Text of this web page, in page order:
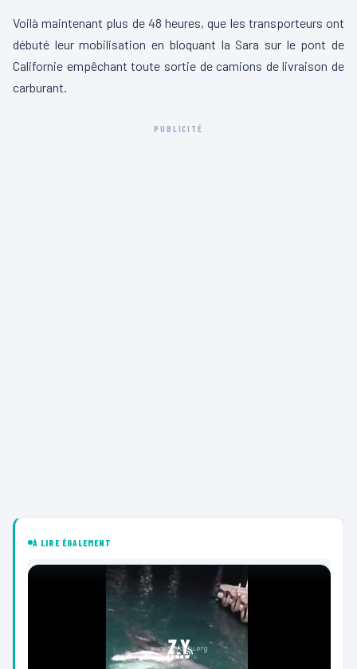
Voilà maintenant plus de 48 heures, que les transporteurs ont
débuté leur mobilisation en bloquant la Sara sur le pont de
Californie empêchant toute sortie de camions de livraison de
carburant.
PUBLICITÉ
À LIRE ÉGALEMENT